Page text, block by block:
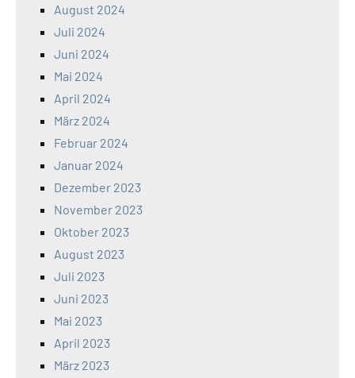
August 2024
Juli 2024
Juni 2024
Mai 2024
April 2024
März 2024
Februar 2024
Januar 2024
Dezember 2023
November 2023
Oktober 2023
August 2023
Juli 2023
Juni 2023
Mai 2023
April 2023
März 2023